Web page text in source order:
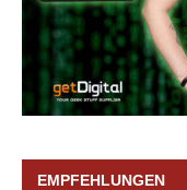
EMPFEHLUNGEN